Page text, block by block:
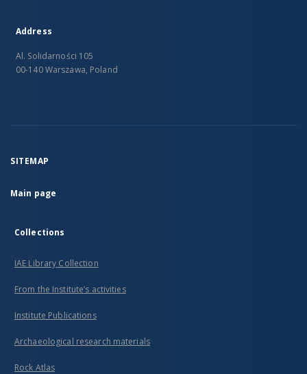
Address
Al. Solidarności 105
00-140 Warszawa, Poland
SITEMAP
Main page
Collections
IAE Library Collection
From the Institute’s activities
Institute Publications
Archaeological research materials
Rock Atlas